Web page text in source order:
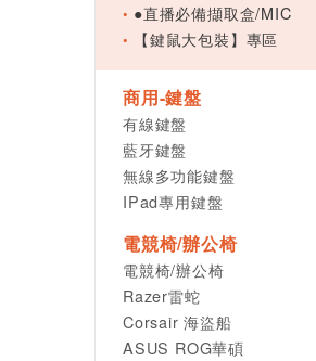
●直播必備擷取盒/MIC
【鍵鼠大包裝】專區
商用-鍵盤
有線鍵盤
藍牙鍵盤
無線多功能鍵盤
IPad專用鍵盤
電競椅/辦公椅
電競椅/辦公椅
Razer雷蛇
Corsair 海盜船
ASUS ROG華碩